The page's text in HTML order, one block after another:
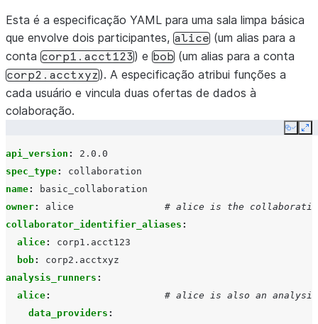
Esta é a especificação YAML para uma sala limpa básica
que envolve dois participantes, alice (um alias para a
conta corp1.acct123) e bob (um alias para a conta
corp2.acctxyz). A especificação atribui funções a
cada usuário e vincula duas ofertas de dados à
colaboração.
Copy
api_version :
2.0.0
spec_type:
collaboration
name:
basic_collaboration
owner: alice
# alice is the
collaborator_identifier_aliases :
alice:
corp1.acct123
bob:
corp2.acctxyz
analysis_runners :
alice:
# alice is also an
data_providers :